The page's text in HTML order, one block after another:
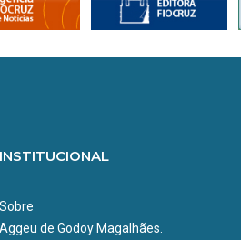
INSTITUCIONAL
Sobre
Aggeu de Godoy Magalhães.